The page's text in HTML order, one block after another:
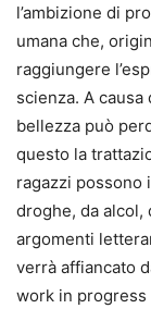
l’ambizione di
umana che,
raggiungere
scienza. A
bellezza può
questo la
ragazzi possono
droghe, da alcol,
argomenti
verrà affiancato
work in progress